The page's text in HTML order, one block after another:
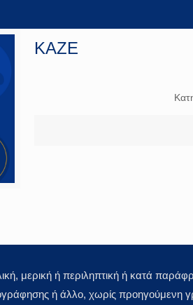
KAZE
μερική ή περιληπτική ή κατά
ή άλλο, χωρίς προηγούμενη